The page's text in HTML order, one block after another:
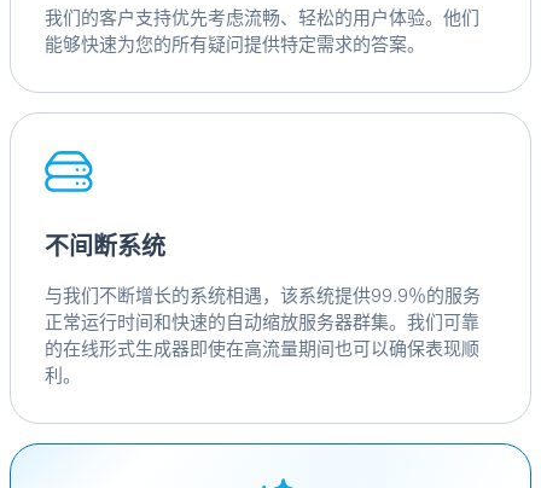
我们的客户支持优先考虑流畅、轻松的用户体验。他们
能够快速为您的所有疑问提供特定需求的答案。
不间断系统
与我们不断增长的系统相遇，该系统提供99.9％的服务
正常运行时间和快速的自动缩放服务器群集。我们可靠
的在线形式生成器即使在高流量期间也可以确保表现顺
利。